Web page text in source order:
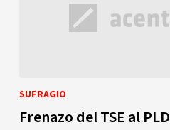
SUFRAGIO
Frenazo del TSE al PLD